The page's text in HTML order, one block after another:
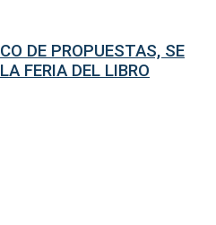
DE PROPUESTAS, SE
FERIA DEL LIBRO